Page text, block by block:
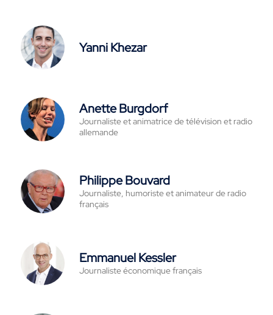
Yanni Khezar
Anette Burgdorf
Journaliste et animatrice de télévision et radio
allemande
Philippe Bouvard
Journaliste, humoriste et animateur de radio
français
Emmanuel Kessler
Journaliste économique français